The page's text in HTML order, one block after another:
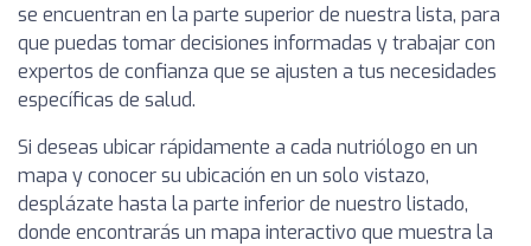
se encuentran en la parte superior de nuestra lista, para
que puedas tomar decisiones informadas y trabajar con
expertos de confianza que se ajusten a tus necesidades
específicas de salud.
Si deseas ubicar rápidamente a cada nutriólogo en un
mapa y conocer su ubicación en un solo vistazo,
desplázate hasta la parte inferior de nuestro listado,
donde encontrarás un mapa interactivo que muestra la